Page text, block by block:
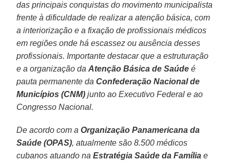
das principais conquistas do movimento municipalista
frente à dificuldade de realizar a atenção básica, com
a interiorização e a fixação de profissionais médicos
em regiões onde há escassez ou ausência desses
profissionais. Importante destacar que a estruturação
e a organização daAtenção Básica de Saúde é
pauta permanente daConfederação Nacional de
Municípios (CNM) junto ao Executivo Federal e ao
Congresso Nacional.
De acordo com aOrganização Panamericana da
Saúde (OPAS), atualmente são 8.500 médicos
cubanos atuando naEstratégia Saúde da Família e